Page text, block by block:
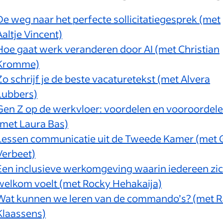
weg naar het perfecte sollicitatiegesprek (met
Vincent)
gaat werk veranderen door AI (met Christian
schrijf je de beste vacaturetekst (met Alvera
Z op de werkvloer: voordelen en
Laura Bas)
communicatie uit de Tweede Kamer (met
inclusieve werkomgeving waarin iedereen
voelt (met Rocky Hehakaija)
kunnen we leren van de commando’s? (met